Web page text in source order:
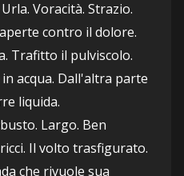
Voracità. Strazio.
contro il dolore.
Trafitto il pulviscolo.
acqua. Dall'altra parte
liquida.
Largo. Ben
Il volto trasfigurato.
che rivuole sua